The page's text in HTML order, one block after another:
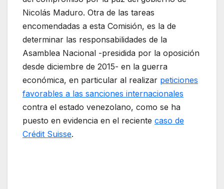
Nicolás Maduro. Otra de las tareas
encomendadas a esta Comisión, es la de
determinar las responsabilidades de la
Asamblea Nacional -presidida por la oposición
desde diciembre de 2015- en la guerra
económica, en particular al realizar peticiones
favorables a las sanciones internacionales
contra el estado venezolano, como se ha
puesto en evidencia en el reciente caso de
Crédit Suisse.